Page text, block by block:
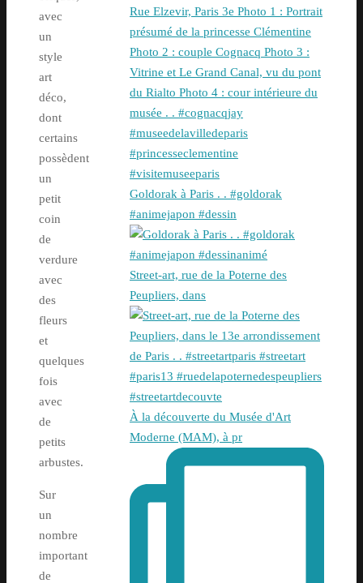
avec
un
style
art
déco,
dont
certains
possèdent
un
petit
coin
de
verdure
avec
des
fleurs
et
quelques
fois
avec
de
petits
arbustes.
Sur
un
nombre
important
de
Goldorak à Paris . . #goldorak
#animejapon #dessin
Street-art, rue de la Poterne des
Peupliers, dans
À la découverte du Musée d'Art
Moderne (MAM), à pr